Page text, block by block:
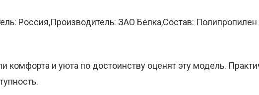
Россия,Производитель: ЗАО Белка,Состав:
комфорта и уюта по достоинству оценят эту модель.